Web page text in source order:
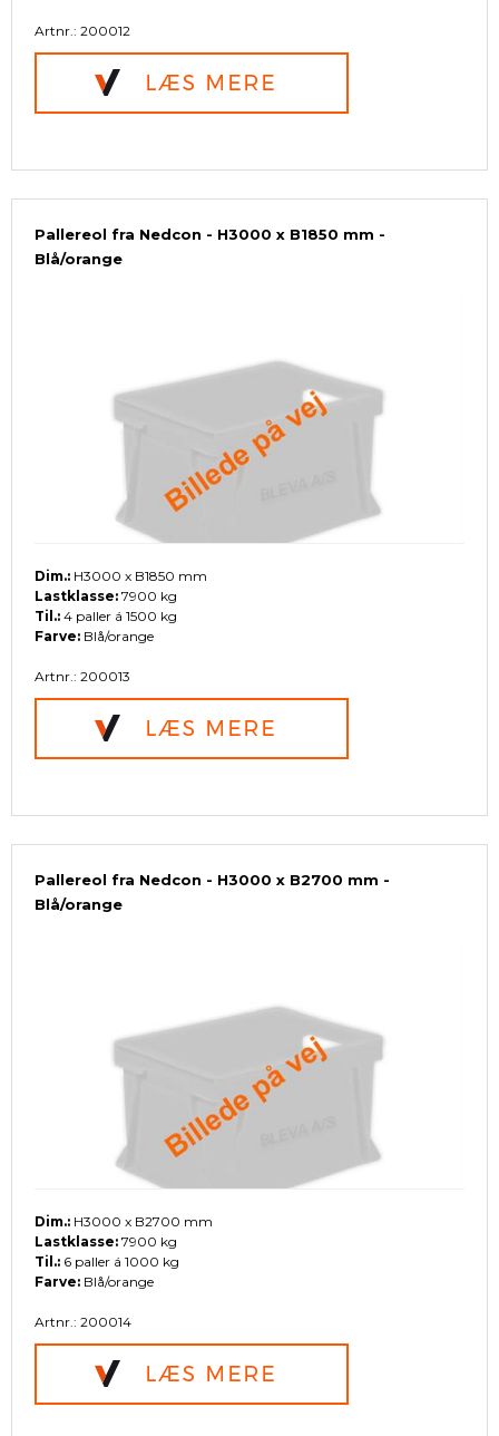
Artnr.: 200012
Pallereol fra Nedcon - H3000 x B1850 mm -
Blå/orange
Dim.: H3000 x B1850 mm
Lastklasse: 7900 kg
Til.: 4 paller á 1500 kg
Farve: Blå/orange
Artnr.: 200013
Pallereol fra Nedcon - H3000 x B2700 mm -
Blå/orange
Dim.: H3000 x B2700 mm
Lastklasse: 7900 kg
Til.: 6 paller á 1000 kg
Farve: Blå/orange
Artnr.: 200014